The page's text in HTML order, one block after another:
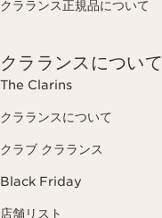
クラランス正規品について
クラランスについて
The Clarins
クラランスについて
クラブ クラランス
Black Friday
店舗リスト